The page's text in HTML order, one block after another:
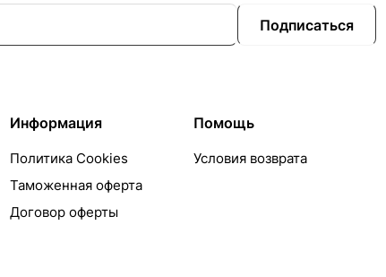
Подписаться
Информация
Политика Cookies
Таможенная оферта
Договор оферты
Помощь
Условия возврата